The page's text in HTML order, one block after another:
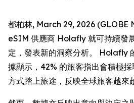
都柏林, March 29, 2026 (GLOBE
eSIM 供應商 Holafly 就可持續發
定，發表新的洞察分析。 Holafly
據顯示，42% 的旅客指出會積極
方式踏上旅途，反映全球旅客越來